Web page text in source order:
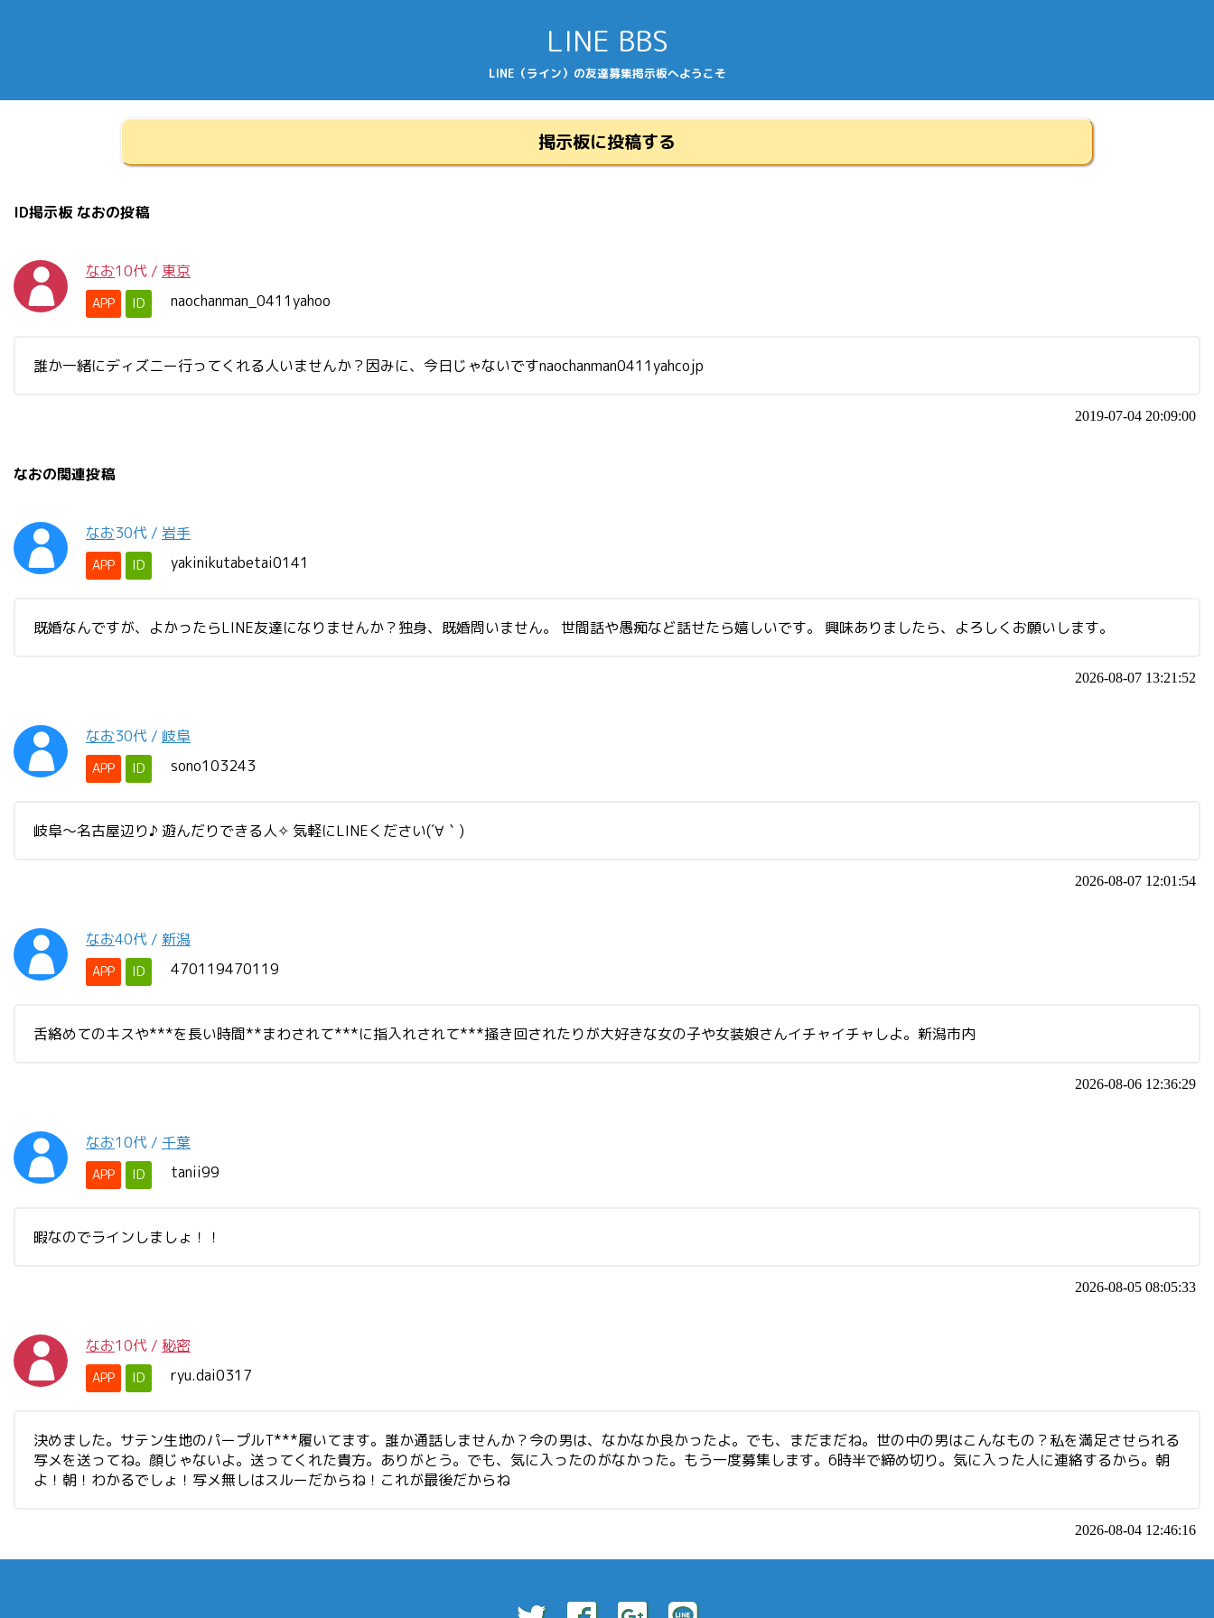
LINE BBS
LINE（ライン）の友達募集掲示板へようこそ
掲示板に投稿する
ID掲示板 なおの投稿
なお10代 / 東京
APP ID naochanman_0411yahoo
誰か一緒にディズニー行ってくれる人いませんか？因みに、今日じゃないですnaochanman0411yahcojp
2019-07-04 20:09:00
なおの関連投稿
なお30代 / 岩手
APP ID yakinikutabetai0141
既婚なんですが、よかったらLINE友達になりませんか？独身、既婚問いません。 世間話や愚痴など話せたら嬉しいです。 興味ありましたら、よろしくお願いします。
2026-08-07 13:21:52
なお30代 / 岐阜
APP ID sono103243
岐阜〜名古屋辺り♪ 遊んだりできる人✧ 気軽にLINEください(´∀｀)
2026-08-07 12:01:54
なお40代 / 新潟
APP ID 470119470119
舌絡めてのキスや***を長い時間**まわされて***に指入れされて***掻き回されたりが大好きな女の子や女装娘さんイチャイチャしよ。新潟市内
2026-08-06 12:36:29
なお10代 / 千葉
APP ID tanii99
暇なのでラインしましょ！！
2026-08-05 08:05:33
なお10代 / 秘密
APP ID ryu.dai0317
決めました。サテン生地のパープルT***履いてます。誰か通話しませんか？今の男は、なかなか良かったよ。でも、まだまだね。世の中の男はこんなもの？私を満足させられる
写メを送ってね。顔じゃないよ。送ってくれた貴方。ありがとう。でも、気に入ったのがなかった。もう一度募集します。6時半で締め切り。気に入った人に連絡するから。朝
よ！朝！わかるでしょ！写メ無しはスルーだからね！これが最後だからね
2026-08-04 12:46:16